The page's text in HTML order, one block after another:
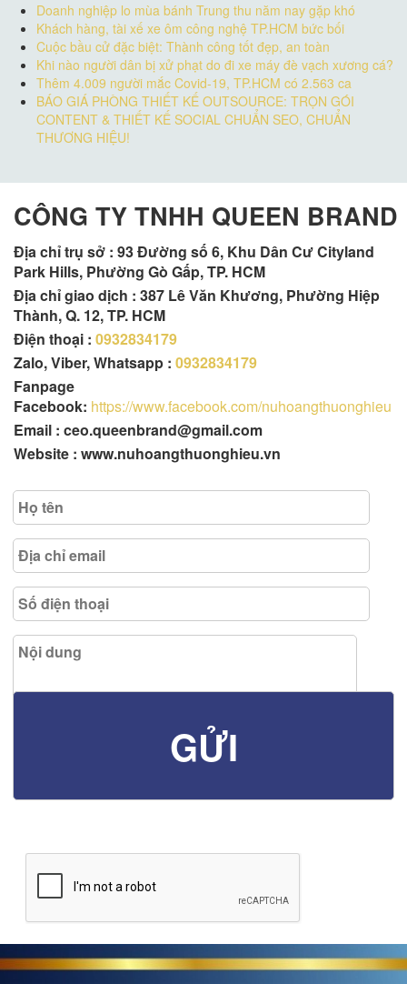
Doanh nghiệp lo mùa bánh Trung thu năm nay gặp khó
Khách hàng, tài xế xe ôm công nghệ TP.HCM bức bối
Cuộc bầu cử đặc biệt: Thành công tốt đẹp, an toàn
Khi nào người dân bị xử phạt do đi xe máy đè vạch xương cá?
Thêm 4.009 người mắc Covid-19, TP.HCM có 2.563 ca
BÁO GIÁ PHÒNG THIẾT KẾ OUTSOURCE: TRỌN GÓI
CONTENT & THIẾT KẾ SOCIAL CHUẨN SEO, CHUẨN
THƯƠNG HIỆU!
CÔNG TY TNHH QUEEN BRAND
Địa chỉ trụ sở : 93 Đường số 6, Khu Dân Cư Cityland
Park Hills, Phường Gò Gấp, TP. HCM
Địa chỉ giao dịch : 387 Lê Văn Khương, Phường Hiệp
Thành, Q. 12, TP. HCM
Điện thoại : 0932834179
Zalo, Viber, Whatsapp : 0932834179
Fanpage
Facebook: https://www.facebook.com/nuhoangthuonghieu
Email : ceo.queenbrand@gmail.com
Website : www.nuhoangthuonghieu.vn